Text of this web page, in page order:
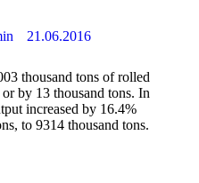
21.06.2016
thousand tons of rolled
by 13 thousand tons. In
increased by 16.4%
to 9314 thousand tons.